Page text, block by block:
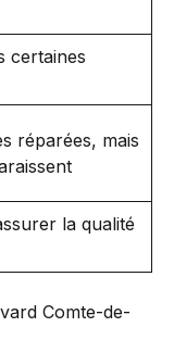
certaines
réparées, mais
la qualité
Comte-de-